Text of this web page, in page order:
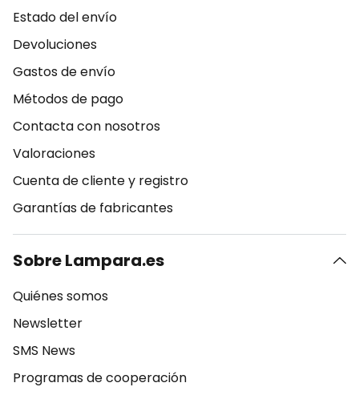
Estado del envío
Devoluciones
Gastos de envío
Métodos de pago
Contacta con nosotros
Valoraciones
Cuenta de cliente y registro
Garantías de fabricantes
Sobre Lampara.es
Quiénes somos
Newsletter
SMS News
Programas de cooperación